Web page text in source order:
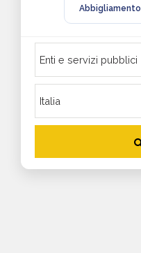
Abbigliamento